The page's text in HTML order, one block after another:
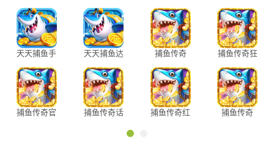
技巧二、不要盲目攻击，目标要明确
在捕鱼的时候，很多船长一见到高奖励的鱼群，就喜欢运用各种道
具或者使用高倍炮进行炮轰，但结果往往都是炮弹消耗完了，鱼也
没有捕获到，这是因为在捕鱼游戏中，一些高奖励的鱼群，通常都
是比较难捕获到的，所以船长们在碰见高奖励的鱼群时，要学会忍
耐性子，不盲目攻击，把运气存起来，等到BOSS出来的时候再攻
其不备。
技巧三、不要随意使用捕鱼道具
捕鱼的过程中，有些船长就很钟爱与使用捕鱼道具，不管鱼的位置
天天捕鱼手
天天捕鱼达
捕鱼传奇
捕鱼传奇狂
捕鱼传奇官
捕鱼传奇话
捕鱼传奇红
捕鱼传奇